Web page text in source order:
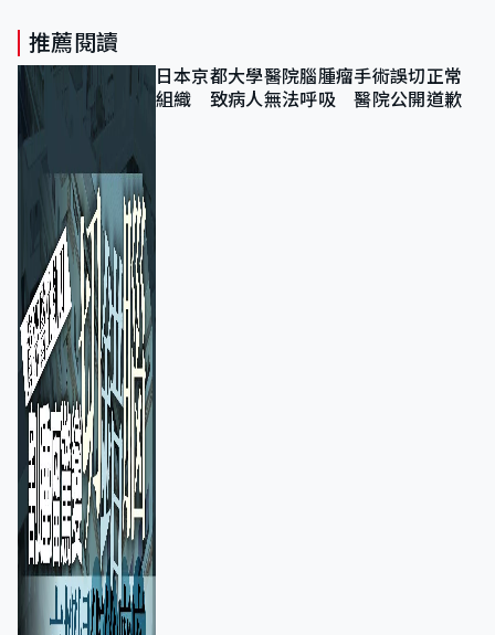
推薦閱讀
日本京都大學醫院腦腫瘤手術誤切正常
組織 致病人無法呼吸 醫院公開道歉